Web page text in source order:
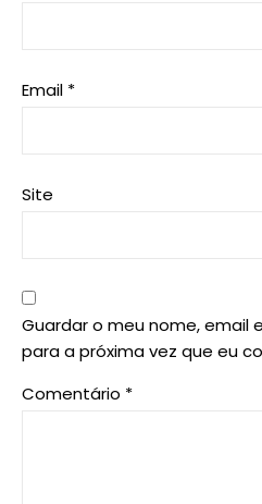
Email *
Site
Guardar o meu nome, email
para a próxima vez que eu
Comentário *